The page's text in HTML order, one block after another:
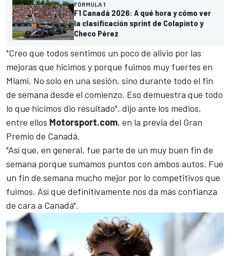
FÓRMULA 1
F1 Canadá 2026: A qué hora y cómo ver
la clasificación sprint de Colapinto y
Checo Pérez
"Creo que todos sentimos un poco de alivio por las
mejoras que hicimos y porque fuimos muy fuertes en
Miami. No solo en una sesión, sino durante todo el fin
de semana desde el comienzo. Eso demuestra que todo
lo que hicimos dio resultado", dijo ante los medios,
entre ellos Motorsport.com, en la previa del Gran
Premio de Canadá.
"Así que, en general, fue parte de un muy buen fin de
semana porque sumamos puntos con ambos autos. Fue
un fin de semana mucho mejor por lo competitivos que
fuimos. Así que definitivamente nos da más confianza
de cara a Canadá".